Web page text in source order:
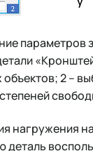
параметров
объектов; 2 –
степеней
нагружения на
деталь